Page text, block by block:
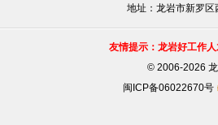
地址：龙岩市新罗
友情提示：龙岩好工作
©2006-2026 龙
闽ICP备06022670号